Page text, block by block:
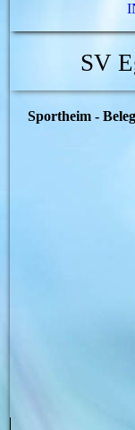
SV
Sportheim -